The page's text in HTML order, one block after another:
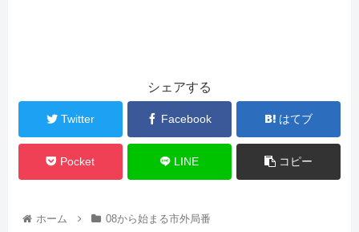
シェアする
Twitter Facebook はてブ
Pocket LINE コピー
ホーム 08から始まる市外局番